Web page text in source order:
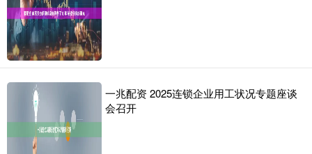
一兆配资 2025连锁企业用工状况专题座谈
会召开